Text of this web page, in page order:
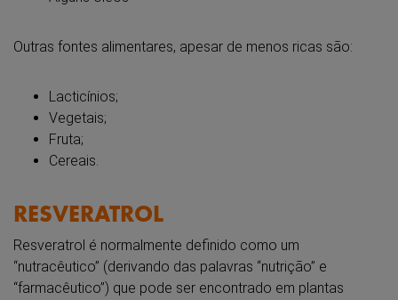
Outras fontes alimentares, apesar de menos ricas são:
Lacticínios;
Vegetais;
Fruta;
Cereais.
RESVERATROL
Resveratrol é normalmente definido como um
“nutracêutico” (derivando das palavras “nutrição” e
“farmacêutico”) que pode ser encontrado em plantas